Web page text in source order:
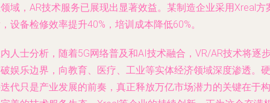
域，AR技术服务已展现出显著效益。某制造企业采用Xreal方
设备检修效率提升40%，培训成本降低60%。
人士分析，随着5G网络普及和AI技术融合，VR/AR技术将逐
娱乐边界，向教育、医疗、工业等实体经济领域深度渗透。硬
代只是产业发展的前奏，真正释放万亿市场潜力的关键在于构